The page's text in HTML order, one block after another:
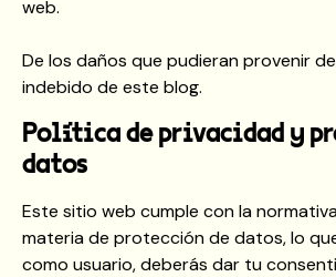
web.
De los daños que pudieran provenir
indebido de este blog.
Política de privacidad y
datos
Este sitio web cumple con la
materia de protección de datos, lo
como usuario, deberás dar tu